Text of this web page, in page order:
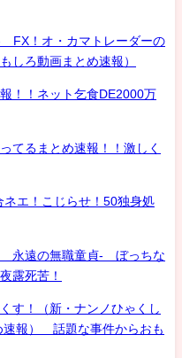
FX！オ・カマトレーダーの
しろ動画まとめ速報）
！！ネット乞食DE2000万
てるまとめ速報！！激しく
ネエ！こじらせ！50独身処
永遠の無職童貞- ぼっちな
露死苦！
す！（新・ナンノひゃくし
速報） 話題な事件からおも